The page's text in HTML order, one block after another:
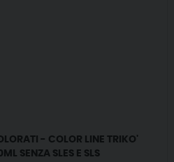
- COLOR LINE TRIKO'
SENZA SLES E SLS